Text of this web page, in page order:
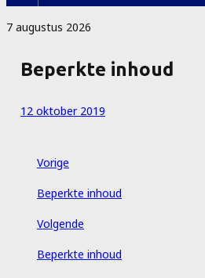
7 augustus 2026
Beperkte inhoud
12 oktober 2019
Vorige
Beperkte inhoud
Volgende
Beperkte inhoud